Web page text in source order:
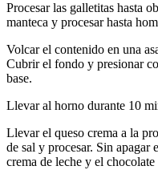
Procesar las galletitas hasta
manteca y procesar hasta
Volcar el contenido en una
Cubrir el fondo y presionar
base.
Llevar al horno durante 10
Llevar el queso crema a la
de sal y procesar. Sin apagar
crema de leche y el